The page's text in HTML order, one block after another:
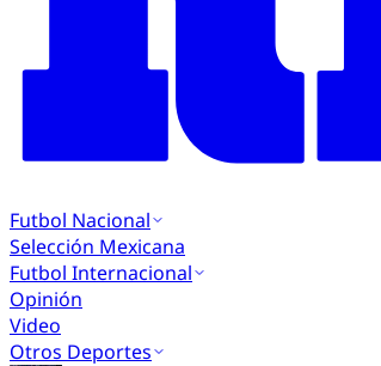
Futbol Nacional
Selección Mexicana
Futbol Internacional
Opinión
Video
Otros Deportes